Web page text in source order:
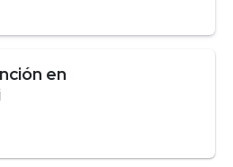
en